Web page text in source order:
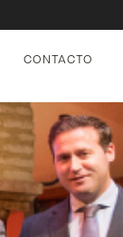
CONTACTO